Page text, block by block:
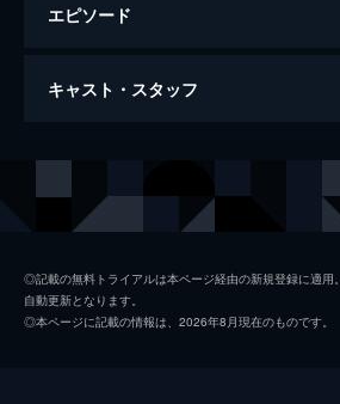
エピソード
死者の体育祭 人妻喪服運動会
キャスト・スタッフ
西田もも
◎記載の無料トライアルは本ページ経由の新規登録に適用
自動更新となります。
◎本ページに記載の情報は、2026年8月現在のものです。